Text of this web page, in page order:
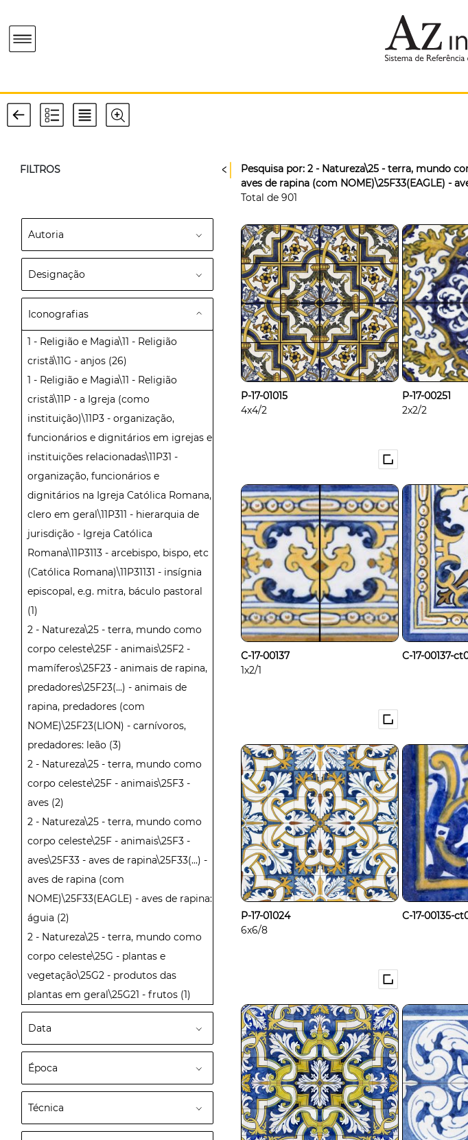
FILTROS
Autoria
Designação
Iconografias
1 - Religião e Magia\11 - Religião
cristã\11G - anjos (26)
1 - Religião e Magia\11 - Religião
cristã\11P - a Igreja (como
instituição)\11P3 - organização,
funcionários e dignitários em igrejas e
instituições relacionadas\11P31 -
organização, funcionários e
dignitários na Igreja Católica Romana,
clero em geral\11P311 - hierarquia de
jurisdição - Igreja Católica
Romana\11P3113 - arcebispo, bispo, etc
(Católica Romana)\11P31131 - insígnia
episcopal, e.g. mitra, báculo pastoral
(1)
2 - Natureza\25 - terra, mundo como
corpo celeste\25F - animais\25F2 -
mamíferos\25F23 - animais de rapina,
predadores\25F23(...) - animais de
rapina, predadores (com
NOME)\25F23(LION) - carnívoros,
predadores: leão (3)
2 - Natureza\25 - terra, mundo como
corpo celeste\25F - animais\25F3 -
aves (2)
2 - Natureza\25 - terra, mundo como
corpo celeste\25F - animais\25F3 -
aves\25F33 - aves de rapina\25F33(...) -
aves de rapina (com
NOME)\25F33(EAGLE) - aves de rapina:
águia (2)
2 - Natureza\25 - terra, mundo como
corpo celeste\25G - plantas e
vegetação\25G2 - produtos das
plantas em geral\25G21 - frutos (1)
Data
Época
Técnica
Pesquisa por: 2 - Natureza\25 - terra, mundo
aves de rapina (com NOME)\25F33(EAGLE) -
Total de 901
P-17-01015
4x4/2
P-17-00251
2x2/2
C-17-00137
1x2/1
C-17-00137-
P-17-01024
6x6/8
C-17-00135-